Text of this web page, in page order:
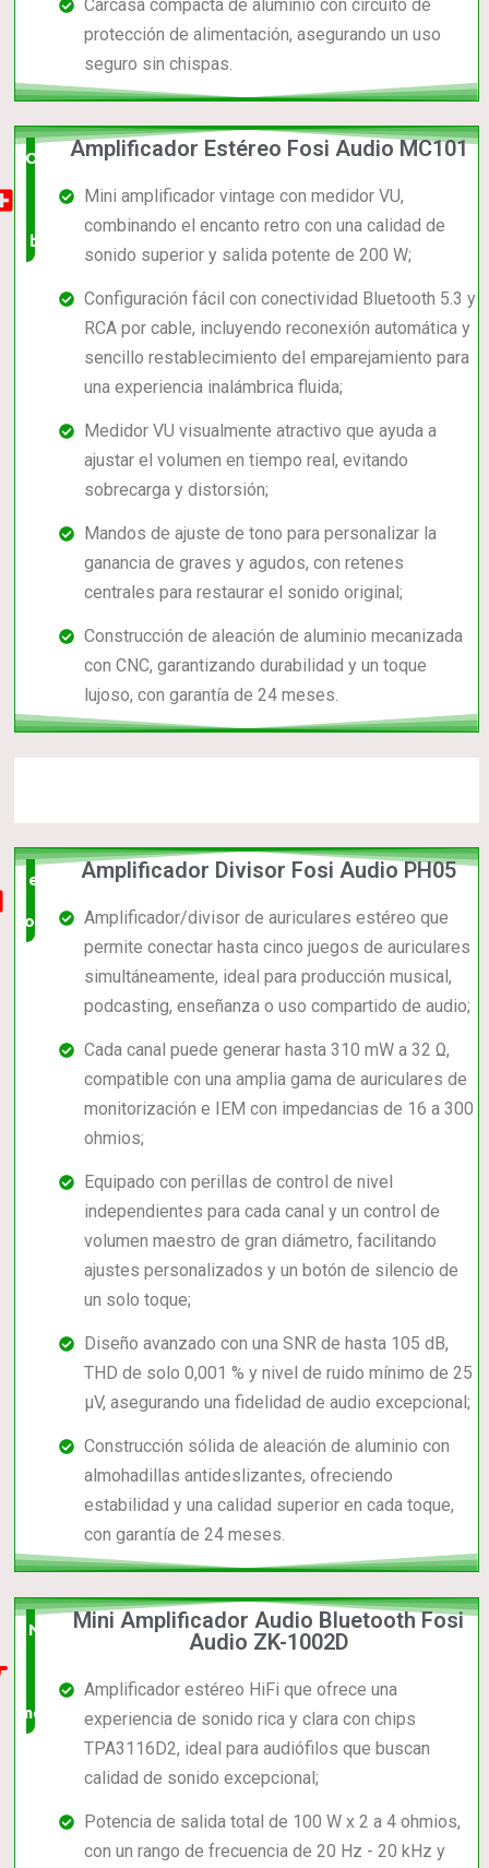
Carcasa compacta de aluminio con circuito de
protección de alimentación, asegurando un uso
seguro sin chispas.
Opción
muy
buena
Amplificador Estéreo Fosi Audio MC101
Mini amplificador vintage con medidor VU,
combinando el encanto retro con una calidad de
sonido superior y salida potente de 200 W;
Configuración fácil con conectividad Bluetooth 5.3 y
RCA por cable, incluyendo reconexión automática y
sencillo restablecimiento del emparejamiento para
una experiencia inalámbrica fluida;
Medidor VU visualmente atractivo que ayuda a
ajustar el volumen en tiempo real, evitando
sobrecarga y distorsión;
Mandos de ajuste de tono para personalizar la
ganancia de graves y agudos, con retenes
centrales para restaurar el sonido original;
Construcción de aleación de aluminio mecanizada
con CNC, garantizando durabilidad y un toque
lujoso, con garantía de 24 meses.
el mas
completo
Amplificador Divisor Fosi Audio PH05
Amplificador/divisor de auriculares estéreo que
permite conectar hasta cinco juegos de auriculares
simultáneamente, ideal para producción musical,
podcasting, enseñanza o uso compartido de audio;
Cada canal puede generar hasta 310 mW a 32 Ω,
compatible con una amplia gama de auriculares de
monitorización e IEM con impedancias de 16 a 300
ohmios;
Equipado con perillas de control de nivel
independientes para cada canal y un control de
volumen maestro de gran diámetro, facilitando
ajustes personalizados y un botón de silencio de
un solo toque;
Diseño avanzado con una SNR de hasta 105 dB,
THD de solo 0,001 % y nivel de ruido mínimo de 25
μV, asegurando una fidelidad de audio excepcional;
Construcción sólida de aleación de aluminio con
almohadillas antideslizantes, ofreciendo
estabilidad y una calidad superior en cada toque,
con garantía de 24 meses.
Nuevo
mercado
Mini Amplificador Audio Bluetooth Fosi
Audio ZK-1002D
Amplificador estéreo HiFi que ofrece una
experiencia de sonido rica y clara con chips
TPA3116D2, ideal para audiófilos que buscan
calidad de sonido excepcional;
Potencia de salida total de 100 W x 2 a 4 ohmios,
con un rango de frecuencia de 20 Hz - 20 kHz y